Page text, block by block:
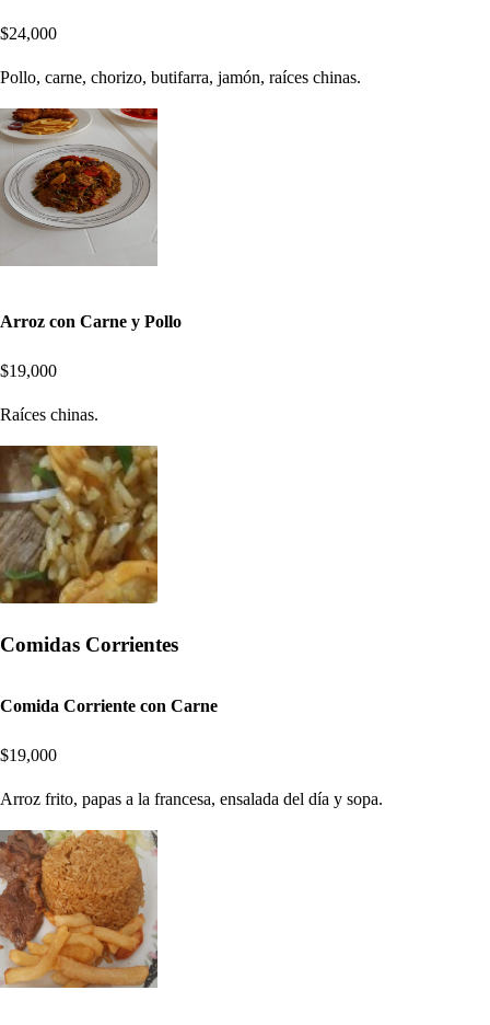
$24,000
Pollo, carne, chorizo, butifarra, jamón, raíces chinas.
Arroz con Carne y Pollo
$19,000
Raíces chinas.
Comidas Corrientes
Comida Corriente con Carne
$19,000
Arroz frito, papas a la francesa, ensalada del día y sopa.